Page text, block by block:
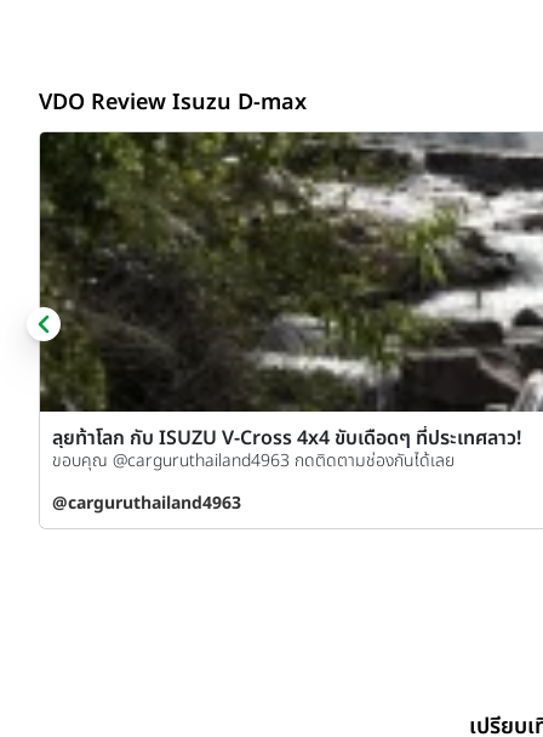
VDO Review Isuzu D-max
ลุยท้าโลก กับ ISUZU V-Cross 4x4 ขับเดือดๆ ที่ประเทศลาว!
ขอบคุณ @carguruthailand4963 กดติดตามช่องกันได้เลย
@carguruthailand4963
เปรียบ